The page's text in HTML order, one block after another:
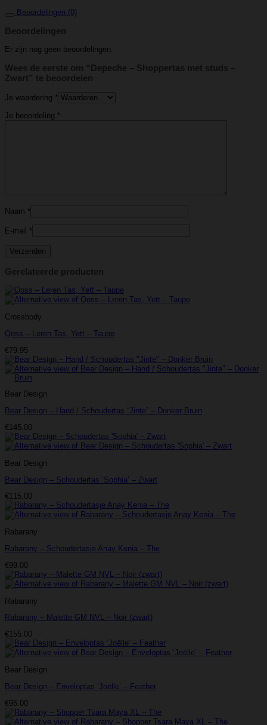
Beoordelingen (0)
Beoordelingen
Er zijn nog geen beoordelingen.
Wees de eerste om “Depeche – Shoppertas met studs –
Zwart” te beoordelen
Je waardering *
Je beoordeling *
Naam *
E-mail *
Gerelateerde producten
Crossbody
Qoss – Leren Tas, Yett – Taupe
€79.95
Bear Design
Bear Design – Hand / Schoudertas “Jinte” – Donker Bruin
€145.00
Bear Design
Bear Design – Schoudertas ‘Sophia’ – Zwart
€115.00
Rabarany
Rabarany – Schoudertasje Anay Kenia – The
€99.00
Rabarany
Rabarany – Malette GM NVL – Noir (zwart)
€155.00
Bear Design
Bear Design – Enveloptas ‘Joëlle’ – Feather
€95.00